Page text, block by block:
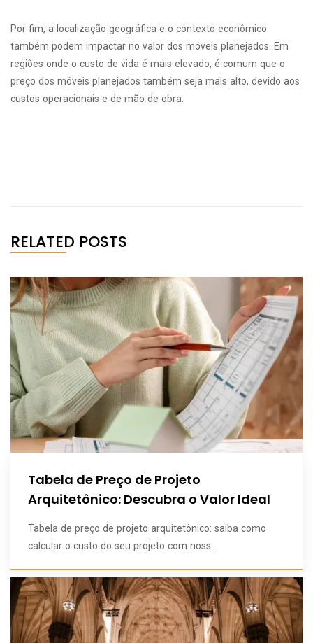
Por fim, a localização geográfica e o contexto econômico
também podem impactar no valor dos móveis planejados. Em
regiões onde o custo de vida é mais elevado, é comum que o
preço dos móveis planejados também seja mais alto, devido aos
custos operacionais e de mão de obra.
RELATED POSTS
Tabela de Preço de Projeto
Arquitetônico: Descubra o Valor Ideal
Tabela de preço de projeto arquitetônico: saiba como
calcular o custo do seu projeto com noss ..